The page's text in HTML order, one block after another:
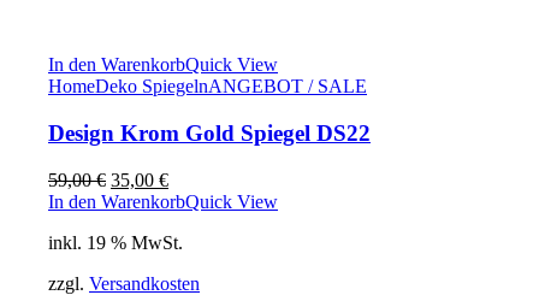
In den WarenkorbQuick View
HomeDeko SpiegelnANGEBOT / SALE
Design Krom Gold Spiegel DS22
59,00€ Ursprünglicher
Preis
59,00 €
35,00 €Aktueller
Preis
35,00 €.
In den WarenkorbQuick View
inkl. 19 % MwSt.
zzgl. Versandkosten